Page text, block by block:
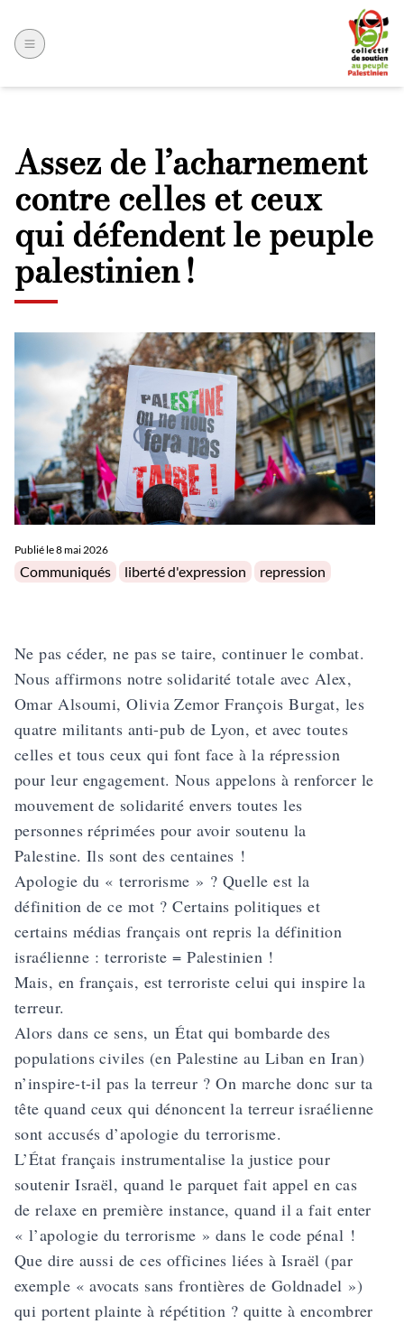
Assez de l’acharnement
contre celles et ceux
qui défendent le peuple
palestinien !
Publié le8 mai 2026
Posted in
Communiqués Tags:
liberté d'expression repression
Ne pas céder, ne pas se taire, continuer le combat.
Nous affirmons notre solidarité totale avec Alex,
Omar Alsoumi, Olivia Zemor François Burgat, les
quatre militants anti-pub de Lyon, et avec toutes
celles et tous ceux qui font face à la répression
pour leur engagement. Nous appelons à renforcer le
mouvement de solidarité envers toutes les
personnes réprimées pour avoir soutenu la
Palestine. Ils sont des centaines !
Apologie du « terrorisme » ? Quelle est la
définition de ce mot ? Certains politiques et
certains médias français ont repris la définition
israélienne : terroriste = Palestinien !
Mais, en français, est terroriste celui qui inspire la
terreur.
Alors dans ce sens, un État qui bombarde des
populations civiles (en Palestine au Liban en Iran)
n’inspire-t-il pas la terreur ? On marche donc sur ta
tête quand ceux qui dénoncent la terreur israélienne
sont accusés d’apologie du terrorisme.
L’État français instrumentalise la justice pour
soutenir Israël, quand le parquet fait appel en cas
de relaxe en première instance, quand il a fait enter
« l’apologie du terrorisme » dans le code pénal !
Que dire aussi de ces officines liées à Israël (par
exemple « avocats sans frontières de Goldnadel »)
qui portent plainte à répétition ? quitte à encombrer